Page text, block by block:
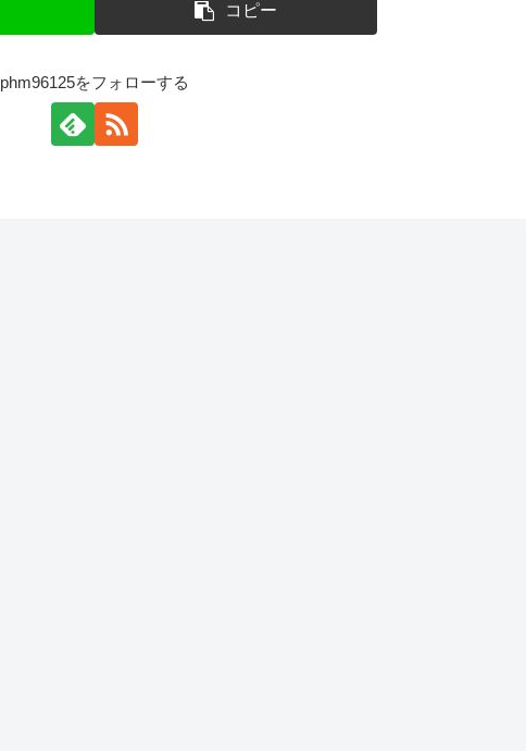
コピー
phm96125をフォローする